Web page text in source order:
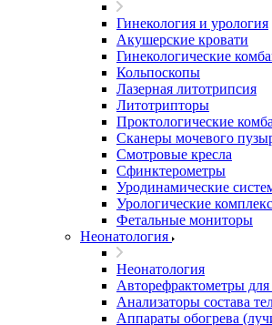
Гинекология и урология
Акушерские кровати
Гинекологические
Кольпоскопы
Лазерная литотрипсия
Литотрипторы
Проктологические
Сканеры мочевого
Смотровые кресла
Сфинктерометры
Уродинамические
Урологические
Фетальные мониторы
Неонатология
Неонатология
Авторефрактометры
Анализаторы состава
Аппараты обогрева